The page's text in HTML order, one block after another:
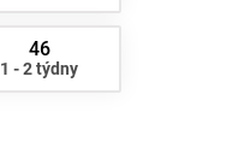
46
1 - 2 týdny